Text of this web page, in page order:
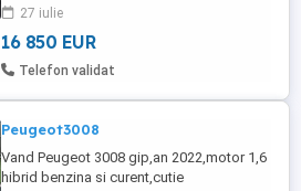
27 iulie
16 850 EUR
Telefon validat
Peugeot3008
Vand Peugeot 3008 gip,an 2022,motor 1,6
hibrid benzina si curent,cutie